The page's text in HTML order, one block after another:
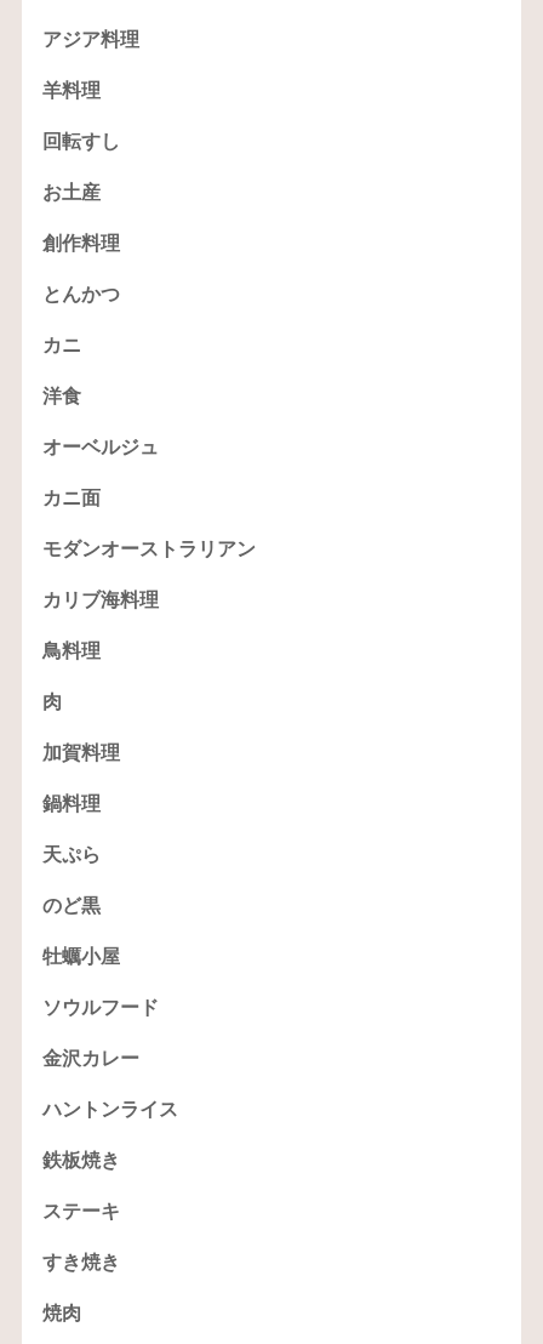
アジア料理
羊料理
回転すし
お土産
創作料理
とんかつ
カニ
洋食
オーベルジュ
カニ面
モダンオーストラリアン
カリブ海料理
鳥料理
肉
加賀料理
鍋料理
天ぷら
のど黒
牡蠣小屋
ソウルフード
金沢カレー
ハントンライス
鉄板焼き
ステーキ
すき焼き
焼肉